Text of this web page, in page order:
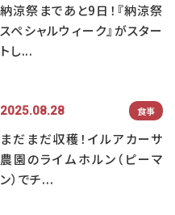
納涼祭まであと9日！『納涼祭
スペシャルウィーク』がスター
トし...
2025.08.28 食事
まだまだ収穫！イルアカーサ
農園のライムホルン（ピーマ
ン）でチ...